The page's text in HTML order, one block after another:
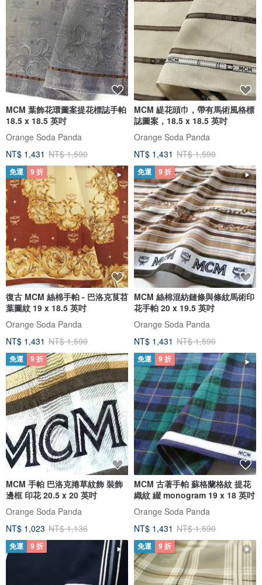
MCM 葉飾花環圖案提花標誌手帕
18.5 x 18.5 英吋
Orange Soda Panda
NT$ 1,431 NT$ 1,590
MCM 緹花頭巾，帶有馬術風格標
誌圖案，18.5 x 18.5 英吋
Orange Soda Panda
NT$ 1,431 NT$ 1,590
免運 9 折
復古 MCM 絲棉手帕 - 巴洛克茛苕
葉圖紋 19 x 18.5 英吋
Orange Soda Panda
NT$ 1,431 NT$ 1,590
免運 9 折
MCM 絲棉混紡鏈條與條紋馬術印
花手帕 20 x 19.5 英吋
Orange Soda Panda
NT$ 1,431 NT$ 1,590
免運 9 折
MCM 手帕 巴洛克捲草紋飾 裝飾
邊框 印花 20.5 x 20 英吋
Orange Soda Panda
NT$ 1,023 NT$ 1,136
免運 9 折
MCM 古著手帕 蘇格蘭格紋 提花
織紋 綴 monogram 19 x 18 英吋
Orange Soda Panda
NT$ 1,431 NT$ 1,590
免運 9 折 免運 9 折